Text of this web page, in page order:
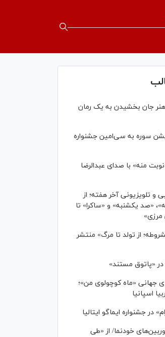
هنر جان بخشیدن به یک رمان
سوره به سی‌امین جشنواره
منه» با صدای عبدالرضا
و تلویزیونی آخر هفته؛ از
«صد یکشنبه» و «ساکرا» تا
مرزی»
از تولد تا مرگ» منتشر
جهانی «ماه کوچولوی من»؛
اسپانیا
در جشنواره ایماگو ایتالیا
خودنما/ از «طی